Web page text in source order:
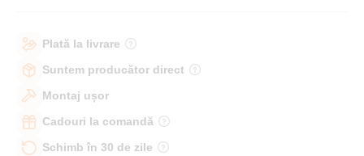
Plată la livrare
Suntem producător direct
Montaj ușor
Cadouri la comandă
Schimb în 30 de zile